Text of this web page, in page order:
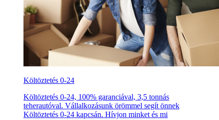
Költöztetés 0-24
Költöztetés 0-24, 100% garanciával, 3,5 tonnás
teherautóval. Vállalkozásunk örömmel segít önnek
Költöztetés 0-24 kapcsán. Hívjon minket és mi